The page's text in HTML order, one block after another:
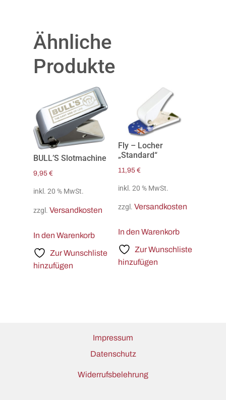
Ähnliche
Produkte
BULL’S Slotmachine
9,95 €
inkl. 20 % MwSt.
zzgl. Versandkosten
In den Warenkorb
Zur Wunschliste
hinzufügen
Fly – Locher
„Standard“
11,95 €
inkl. 20 % MwSt.
zzgl. Versandkosten
In den Warenkorb
Zur Wunschliste
hinzufügen
Impressum
Datenschutz
Widerrufsbelehrung